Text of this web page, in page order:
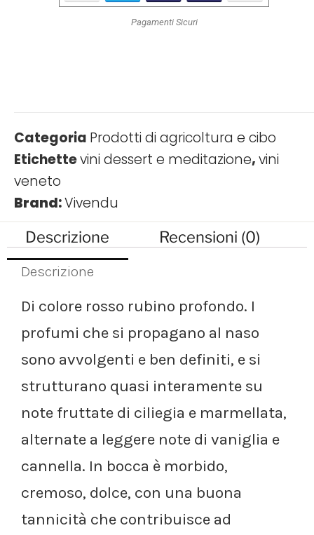
Pagamenti Sicuri
Categoria Prodotti di agricoltura e cibo
Etichettevini dessert e meditazione,vini
veneto
Brand:Vivendu
Descrizione Recensioni (0)
Descrizione
Di colore rosso rubino profondo. I
profumi che si propagano al naso
sono avvolgenti e ben definiti, e si
strutturano quasi interamente su
note fruttate di ciliegia e marmellata,
alternate a leggere note di vaniglia e
cannella. In bocca è morbido,
cremoso, dolce, con una buona
tannicità che contribuisce ad